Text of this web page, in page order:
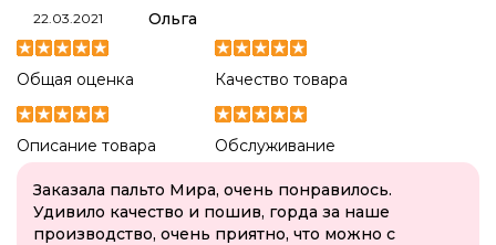
22.03.2021 Ольга
Общая оценка Качество товара
Описание товара Обслуживание
Заказала пальто Мира, очень понравилось.
Удивило качество и пошив, горда за наше
производство, очень приятно, что можно с